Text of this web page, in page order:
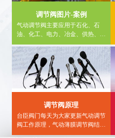
调节阀图片-案例
气动调节阀主要应用于石化、石
油、化工、电力、冶金、供热、食
品、燃气等领域。内页详细介绍气
动调节阀使用案例、气动三通调节
阀工程案例、气动单座调节阀图
片、应用案例等供大家参考。
调节阀原理
台臣阀门每天为大家更新气动调节
阀工作原理，气动薄膜调节阀结构
图，气动三通调节阀接线图,精小